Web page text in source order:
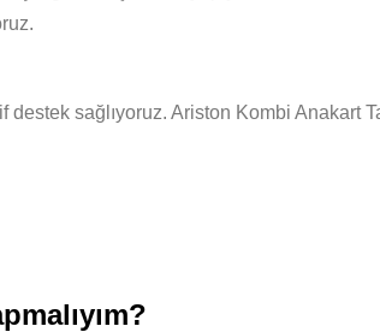
sağlıyoruz. Ariston Kombi Anakart